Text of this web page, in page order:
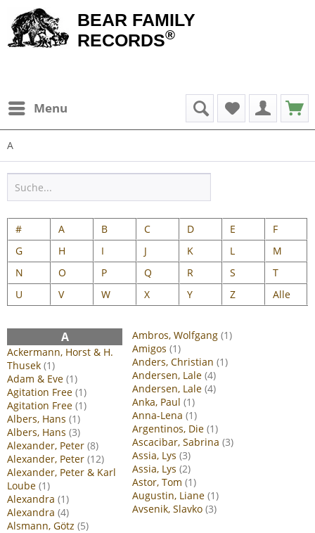
BEAR FAMILY
RECORDS®
Menu
A
# A B C D E
F
G
H I J K L
M
N
O P Q R S
T
U
V W X Y Z Alle
A
Ackermann, Horst & H.
Thusek (1)
Adam & Eve (1)
Agitation Free (1)
Agitation Free (1)
Albers, Hans (1)
Albers, Hans (3)
Alexander, Peter (8)
Alexander, Peter (12)
Alexander, Peter & Karl
Loube (1)
Alexandra (1)
Alexandra (4)
Alsmann, Götz (5)
Ambros, Wolfgang (1)
Amigos (1)
Anders, Christian (1)
Andersen, Lale (4)
Andersen, Lale (4)
Anka, Paul (1)
Anna-Lena (1)
Argentinos, Die (1)
Ascacibar, Sabrina (3)
Assia, Lys (3)
Assia, Lys (2)
Astor, Tom (1)
Augustin, Liane (1)
Avsenik, Slavko (3)